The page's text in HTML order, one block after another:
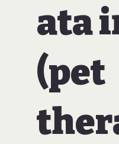
ata
(pet